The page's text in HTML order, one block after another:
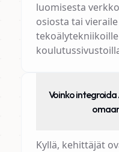
luomisesta
osiosta tai
Voinko
Kyllä, kehittäjät